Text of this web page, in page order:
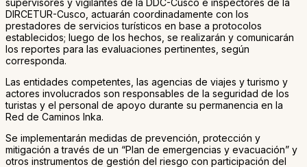
DIRCETUR-Cusco, actuarán coordinadamente con los
prestadores de servicios turísticos en base a protocolos
establecidos; luego de los hechos, se realizarán y comunicarán
los reportes para las evaluaciones pertinentes, según
corresponda.
Las entidades competentes, las agencias de viajes y turismo y
actores involucrados son responsables de la seguridad de los
turistas y el personal de apoyo durante su permanencia en la
Red de Caminos Inka.
Se implementarán medidas de prevención, protección y
mitigación a través de un “Plan de emergencias y evacuación” y
otros instrumentos de gestión del riesgo con participación del